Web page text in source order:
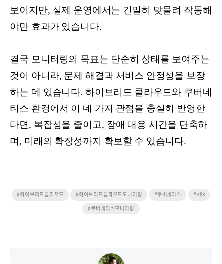
보이지만, 실제 운영에서는 긴밀히 맞물려 작동해
야만 효과가 있습니다.
결국 모니터링의 목표는 단순히 상태를 보여주는
것이 아니라, 문제 해결과 서비스 안정성을 보장
하는 데 있습니다. 하이브리드 클라우드와 쿠버네
티스 환경에서 이 네 가지 관점을 충실히 반영한
다면, 복잡성을 줄이고, 장애 대응 시간을 단축하
며, 미래의 확장성까지 확보할 수 있습니다.
#하이브리드클라우드 #하이브리드클라우드모니터링 #쿠버네티스
#K8s
#쿠버네티스모니터링